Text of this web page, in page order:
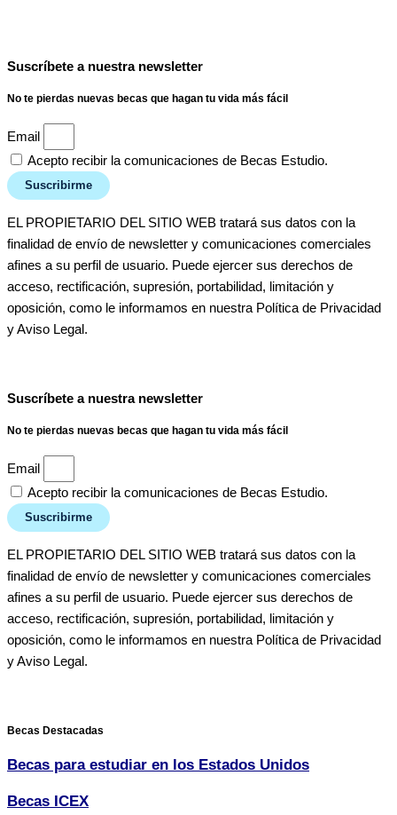
Suscríbete a nuestra newsletter
No te pierdas nuevas becas que hagan tu vida más fácil
Email
Acepto recibir la comunicaciones de Becas Estudio.
Suscribirme
EL PROPIETARIO DEL SITIO WEB tratará sus datos con la
finalidad de envío de newsletter y comunicaciones comerciales
afines a su perfil de usuario. Puede ejercer sus derechos de
acceso, rectificación, supresión, portabilidad, limitación y
oposición, como le informamos en nuestra Política de Privacidad
y Aviso Legal.
Suscríbete a nuestra newsletter
No te pierdas nuevas becas que hagan tu vida más fácil
Email
Acepto recibir la comunicaciones de Becas Estudio.
Suscribirme
EL PROPIETARIO DEL SITIO WEB tratará sus datos con la
finalidad de envío de newsletter y comunicaciones comerciales
afines a su perfil de usuario. Puede ejercer sus derechos de
acceso, rectificación, supresión, portabilidad, limitación y
oposición, como le informamos en nuestra Política de Privacidad
y Aviso Legal.
Becas Destacadas
Becas para estudiar en los Estados Unidos
Becas ICEX